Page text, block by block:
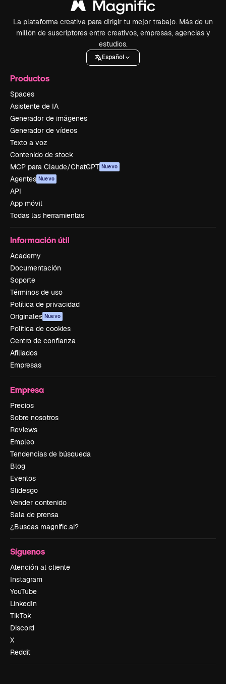
La plataforma creativa para dirigir tu mejor trabajo. Más de un
millón de suscriptores entre creativos, empresas, agencias y
estudios.
Español
Productos
Spaces
Asistente de IA
Generador de imágenes
Generador de vídeos
Texto a voz
Contenido de stock
MCP para Claude/ChatGPT Nuevo
Agentes Nuevo
API
App móvil
Todas las herramientas
Información útil
Academy
Documentación
Soporte
Términos de uso
Política de privacidad
Originales Nuevo
Política de cookies
Centro de confianza
Afiliados
Empresas
Empresa
Precios
Sobre nosotros
Reviews
Empleo
Tendencias de búsqueda
Blog
Eventos
Slidesgo
Vender contenido
Sala de prensa
¿Buscas magnific.ai?
Síguenos
Atención al cliente
Instagram
YouTube
LinkedIn
TikTok
Discord
X
Reddit